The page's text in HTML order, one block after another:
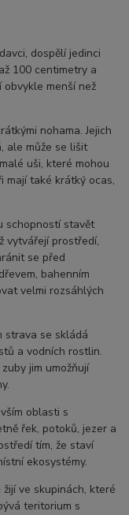
dospělí jedinci
100 centimetry a
obvykle menší než
nohama. Jejich
ale může se lišit
uši, které mohou
mají také krátký ocas,
schopností stavět
vytvářejí prostředí,
se před
bahenním
velmi rozsáhlých
strava se skládá
a vodních rostlin.
jim umožňují
oblasti s
řek, potoků, jezer a
tím, že staví
ekosystémy.
ve skupinách, které
teritorium s